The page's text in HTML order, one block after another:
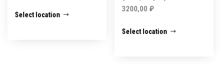
Select location
3200,00₽
Select location